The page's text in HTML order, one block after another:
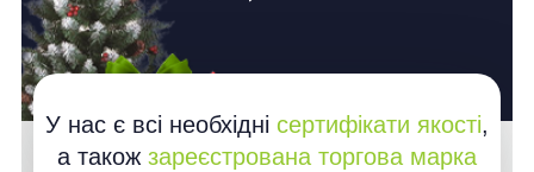
У нас є всі необхідні сертифікати якості,
а також зареєстрована торгова марка